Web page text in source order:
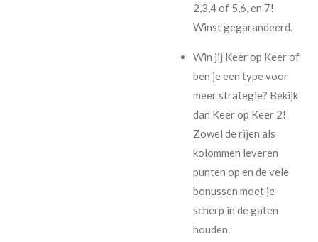
2,3,4 of 5,6, en 7!
Winst gegarandeerd.
Win jij Keer op Keer of
ben je een type voor
meer strategie? Bekijk
dan Keer op Keer 2!
Zowel de rijen als
kolommen leveren
punten op en de vele
bonussen moet je
scherp in de gaten
houden.